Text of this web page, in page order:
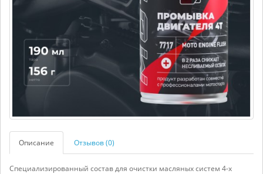
Описание Отзывов (0)
Специализированный состав для очистки масляных систем 4-х